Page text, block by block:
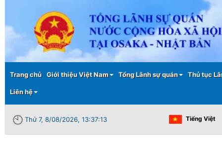
Main menu
Trang chủ Giới thiệu Việt Nam Tổng Lãnh sự quán Thủ tục
Liên hệ
Thứ 7, 8/08/2026, 13:37:13 Tiếng Việt